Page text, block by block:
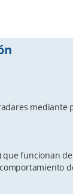
mediante
que funcionan